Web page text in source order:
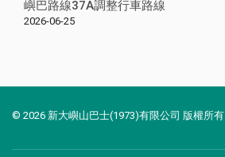
嶼巴路線37A調整行車路線
2026-06-25
© 2026 新大嶼山巴士(1973)有限公司 版權所有